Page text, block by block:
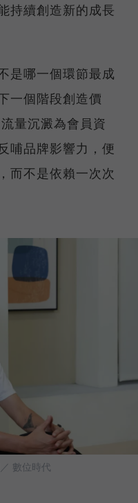
持續創造新的成長
是哪一個環節最成
一個階段創造價
量沉澱為會員資
哺品牌影響力，便
而不是依賴一次次
數位時代